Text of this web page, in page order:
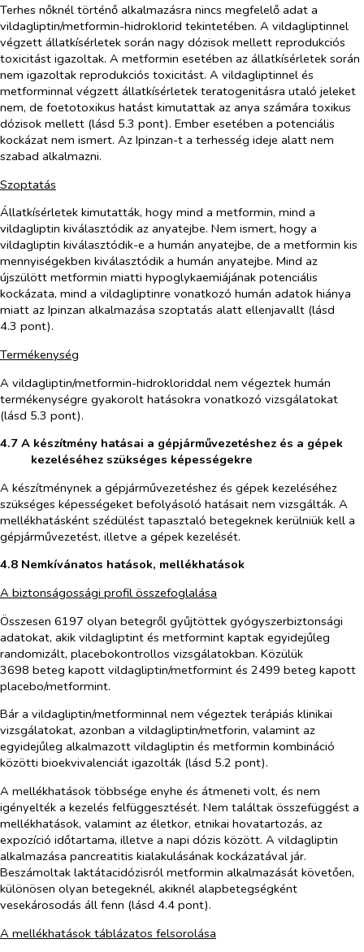
Terhes nőknél történő alkalmazásra nincs megfelelő adat a
vildagliptin/metformin-hidroklorid tekintetében. A vildagliptinnel
végzett állatkísérletek során nagy dózisok mellett reprodukciós
toxicitást igazoltak. A metformin esetében az állatkísérletek során
nem igazoltak reprodukciós toxicitást. A vildagliptinnel és
metforminnal végzett állatkísérletek teratogenitásra utaló jeleket
nem, de foetotoxikus hatást kimutattak az anya számára toxikus
dózisok mellett (lásd 5.3 pont). Ember esetében a potenciális
kockázat nem ismert. Az Ipinzan-t a terhesség ideje alatt nem
szabad alkalmazni.
Szoptatás
Állatkísérletek kimutatták, hogy mind a metformin, mind a
vildagliptin kiválasztódik az anyatejbe. Nem ismert, hogy a
vildagliptin kiválasztódik-e a humán anyatejbe, de a metformin kis
mennyiségekben kiválasztódik a humán anyatejbe. Mind az
újszülött metformin miatti hypoglykaemiájának potenciális
kockázata, mind a vildagliptinre vonatkozó humán adatok hiánya
miatt az Ipinzan alkalmazása szoptatás alatt ellenjavallt (lásd
4.3 pont).
Termékenység
A vildagliptin/metformin-hidrokloriddal nem végeztek humán
termékenységre gyakorolt hatásokra vonatkozó vizsgálatokat
(lásd 5.3 pont).
4.7 A készítmény hatásai a gépjárművezetéshez és a gépek
kezeléséhez szükséges képességekre
A készítménynek a gépjárművezetéshez és gépek kezeléséhez
szükséges képességeket befolyásoló hatásait nem vizsgálták. A
mellékhatásként szédülést tapasztaló betegeknek kerülniük kell a
gépjárművezetést, illetve a gépek kezelését.
4.8 Nemkívánatos hatások, mellékhatások
A biztonságossági profil összefoglalása
Összesen 6197 olyan betegről gyűjtöttek gyógyszerbiztonsági
adatokat, akik vildagliptint és metformint kaptak egyidejűleg
randomizált, placebokontrollos vizsgálatokban. Közülük
3698 beteg kapott vildagliptin/metformint és 2499 beteg kapott
placebo/metformint.
Bár a vildagliptin/metforminnal nem végeztek terápiás klinikai
vizsgálatokat, azonban a vildagliptin/metforin, valamint az
egyidejűleg alkalmazott vildagliptin és metformin kombináció
közötti bioekvivalenciát igazolták (lásd 5.2 pont).
A mellékhatások többsége enyhe és átmeneti volt, és nem
igényelték a kezelés felfüggesztését. Nem találtak összefüggést a
mellékhatások, valamint az életkor, etnikai hovatartozás, az
expozíció időtartama, illetve a napi dózis között. A vildagliptin
alkalmazása pancreatitis kialakulásának kockázatával jár.
Beszámoltak laktátacidózisról metformin alkalmazását követően,
különösen olyan betegeknél, akiknél alapbetegségként
vesekárosodás áll fenn (lásd 4.4 pont).
A mellékhatások táblázatos felsorolása